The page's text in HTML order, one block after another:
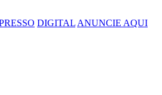
DIGITAL ANUNCIE AQUI